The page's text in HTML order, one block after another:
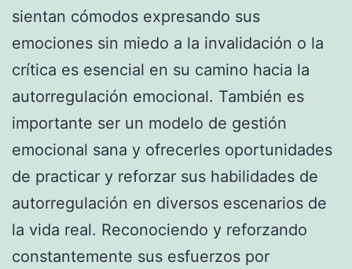
sientan cómodos expresando sus
emociones sin miedo a la invalidación o la
crítica es esencial en su camino hacia la
autorregulación emocional. También es
importante ser un modelo de gestión
emocional sana y ofrecerles oportunidades
de practicar y reforzar sus habilidades de
autorregulación en diversos escenarios de
la vida real. Reconociendo y reforzando
constantemente sus esfuerzos por